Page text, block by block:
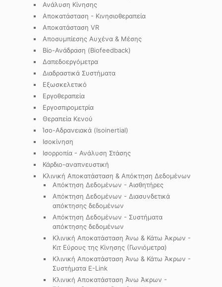
Ανάλυση Κίνησης
Αποκατάσταση - Κινησιοθεραπεία
Αποκατάσταση VR
Αποσυμπίεσης Αυχένα & Μέσης
Βίο-Ανάδραση (Biofeedback)
Δαπεδοεργόμετρα
Διαδραστικά Συστήματα
Εξωσκελετικό
Εργοθεραπεία
Εργοσπιρομετρία
Θεραπεία Κενού
Ίσο-Αδρανειακά (Isoinertial)
Ισοκίνηση
Ισορροπία - Ανάλυση Στάσης
Κάρδιο-αναπνευστική
Κλινική Αποκατάσταση & Απόκτηση Δεδομένων
Απόκτηση Δεδομένων - Αισθητήρες
Απόκτηση Δεδομένων - Διασυνδετικά
απόκτησης δεδομένων
Απόκτηση Δεδομένων - Συστήματα
απόκτησης δεδομένων
Κλινική Αποκατάσταση Άνω & Κάτω Άκρων -
Κιτ Εύρους της Κίνησης (Γωνιόμετρα)
Κλινική Αποκατάσταση Άνω & Κάτω Άκρων -
Συστήματα E-Link
Κλινική Αποκατάσταση Άνω Άκρων -